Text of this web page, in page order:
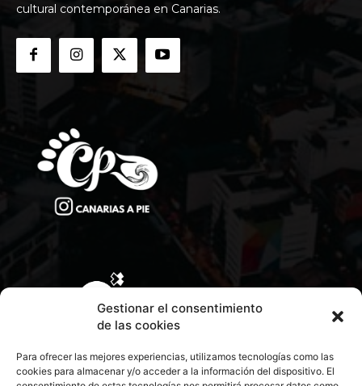
Gestionar el consentimiento
de las cookies
Para ofrecer las mejores experiencias, utilizamos tecnologías como las
cookies para almacenar y/o acceder a la información del dispositivo. El
cultural contemporánea en Canarias.